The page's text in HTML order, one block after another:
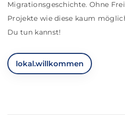
Migrationsgeschichte. Ohne
Projekte wie diese kaum
Du tun kannst!
lokal.willkommen